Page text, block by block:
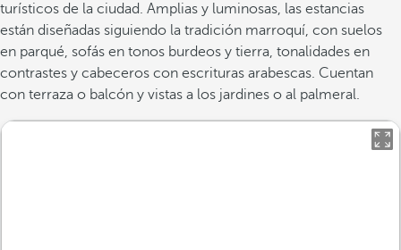
turísticos de la ciudad. Amplias y luminosas, las estancias
están diseñadas siguiendo la tradición marroquí, con suelos
en parqué, sofás en tonos burdeos y tierra, tonalidades en
contrastes y cabeceros con escrituras arabescas. Cuentan
con terraza o balcón y vistas a los jardines o al palmeral.